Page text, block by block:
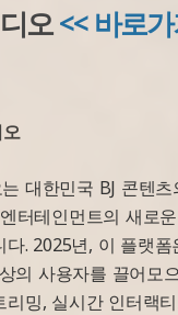
오<< 바로
대한민국 BJ 콘텐
터테인먼트의 새로
다. 2025년, 이 플랫
의 사용자를 끌어모
리밍, 실시간 인터랙